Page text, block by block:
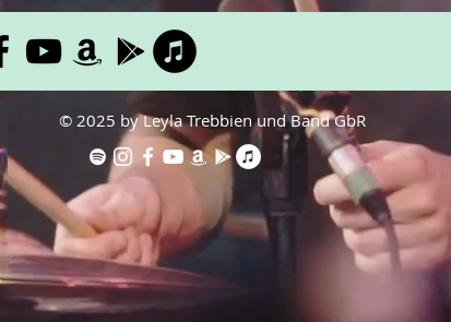
© 2025 by Leyla Trebbien und Band GbR